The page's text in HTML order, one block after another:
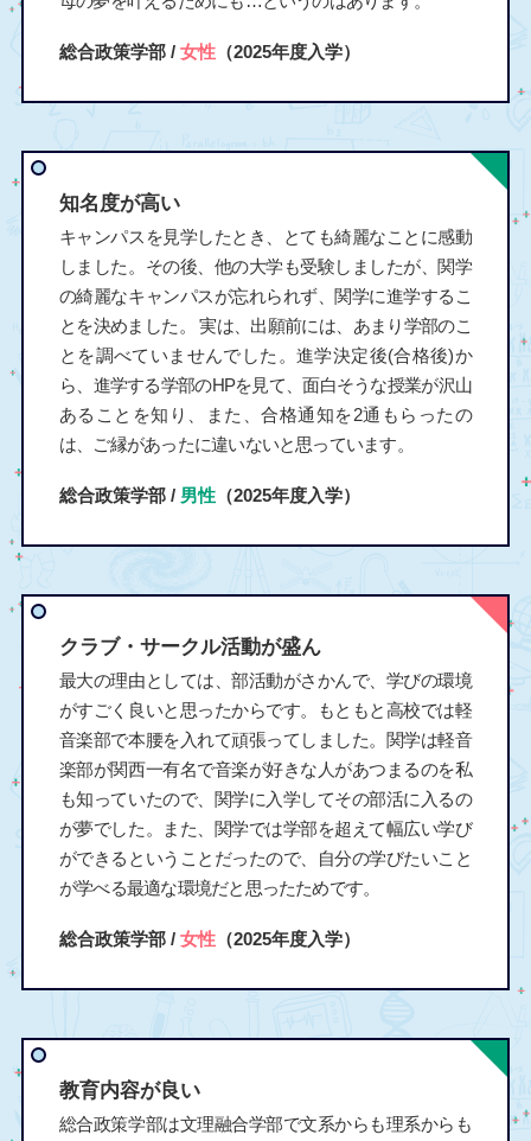
総合政策学部 / 女性（2025年度入学）
知名度が高い
キャンパスを見学したとき、とても綺麗なことに感動
しました。その後、他の大学も受験しましたが、関学
の綺麗なキャンパスが忘れられず、関学に進学するこ
とを決めました。 実は、出願前には、あまり学部のこ
とを調べていませんでした。進学決定後(合格後)か
ら、進学する学部のHPを見て、面白そうな授業が沢山
あることを知り、また、合格通知を2通もらったの
は、ご縁があったに違いないと思っています。
総合政策学部 / 男性（2025年度入学）
クラブ・サークル活動が盛ん
最大の理由としては、部活動がさかんで、学びの環境
がすごく良いと思ったからです。もともと高校では軽
音楽部で本腰を入れて頑張ってしました。関学は軽音
楽部が関西一有名で音楽が好きな人があつまるのを私
も知っていたので、関学に入学してその部活に入るの
が夢でした。また、関学では学部を超えて幅広い学び
ができるということだったので、自分の学びたいこと
が学べる最適な環境だと思ったためです。
総合政策学部 / 女性（2025年度入学）
教育内容が良い
総合政策学部は文理融合学部で文系からも理系からも